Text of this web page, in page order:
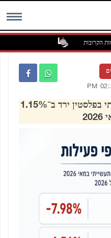
הקרובות
מדד כמויות הייצור התעשייתי בפלסטין ירד ב־1.15%